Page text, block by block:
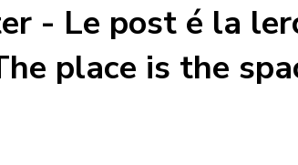
- Le post é la
place is the